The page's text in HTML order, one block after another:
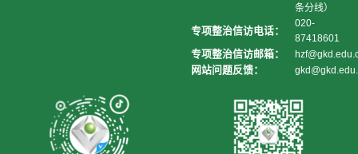
条分线）
专项整治信访电话：
020-
87418601
专项整治信访邮箱：
网站问题反馈：